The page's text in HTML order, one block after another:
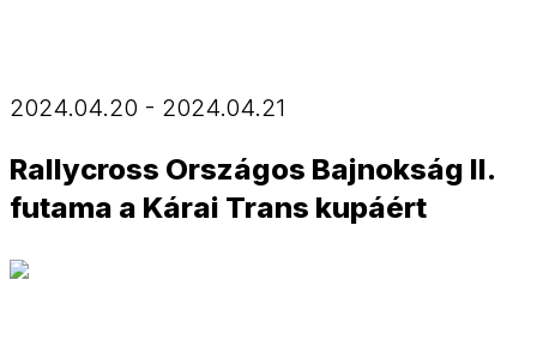
2024.04.20 - 2024.04.21
Rallycross Országos Bajnokság II.
futama a Kárai Trans kupáért